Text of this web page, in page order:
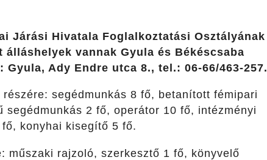
Járási Hivatala Foglalkoztatási Osztályának
vannak Gyula és Békéscsaba
Ady Endre utca 8., tel.: 06-66/463-257.
segédmunkás 8 fő, betanított fémipari
2 fő, operátor 10 fő, intézményi
konyhai kisegítő 5 fő.
műszaki rajzoló, szerkesztő 1 fő, könyvelő